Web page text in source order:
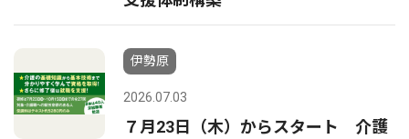
伊勢原
2026.07.03
７月23日（木）からスタート 介護